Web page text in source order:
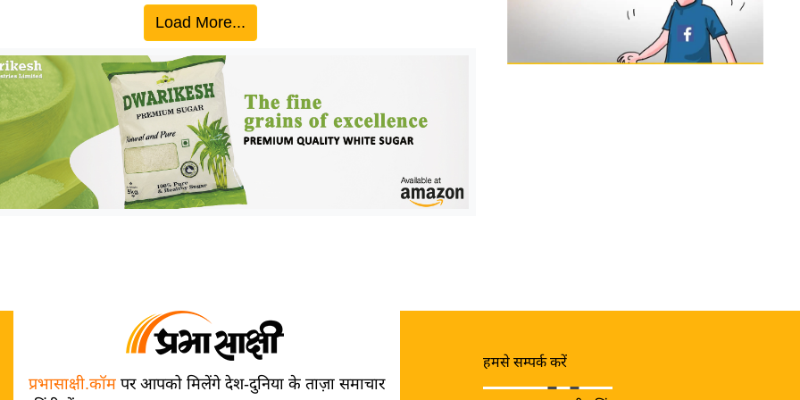
Load More...
प्रभासाक्षी.कॉमपर आपको मिलेंगे देश-दुनिया के ताज़ा समाचार
हमसे सम्पर्क करें